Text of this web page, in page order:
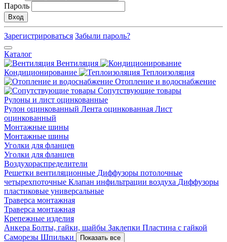
Пароль
Вход
Зарегистрироваться Забыли пароль?
Каталог
Вентиляция
Кондиционирование
Теплоизоляция
Отопление и водоснабжение
Сопутствующие товары
Рулоны и лист оцинкованные
Рулон оцинкованный Лента оцинкованная Лист
оцинкованный
Монтажные шины
Монтажные шины
Уголки для фланцев
Уголки для фланцев
Воздухораспределители
Решетки вентиляционные Диффузоры потолочные
четырехпоточные Клапан инфильтрации воздуха Диффузоры
пластиковые универсальные
Траверса монтажная
Траверса монтажная
Крепежные изделия
Анкера Болты, гайки, шайбы Заклепки Пластина с гайкой
Саморезы Шпильки Показать все